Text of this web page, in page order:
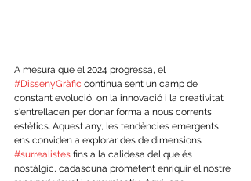
A mesura que el 2024 progressa, el
#DissenyGràfic continua sent un camp de
constant evolució, on la innovació i la creativitat
s'entrellacen per donar forma a nous corrents
estètics. Aquest any, les tendències emergents
ens conviden a explorar des de dimensions
#surrealistes fins a la calidesa del que és
nostàlgic, cadascuna prometent enriquir el nostre